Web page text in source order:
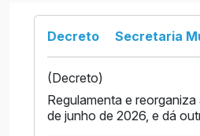
Decreto Secretaria
(Decreto)
Regulamenta e
de junho de 2026, e dá